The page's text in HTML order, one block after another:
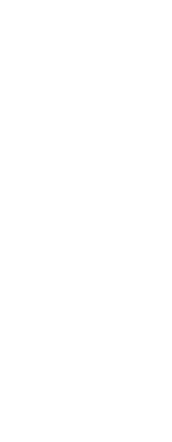
By continuing to browse this website, you
cookies, you can access our